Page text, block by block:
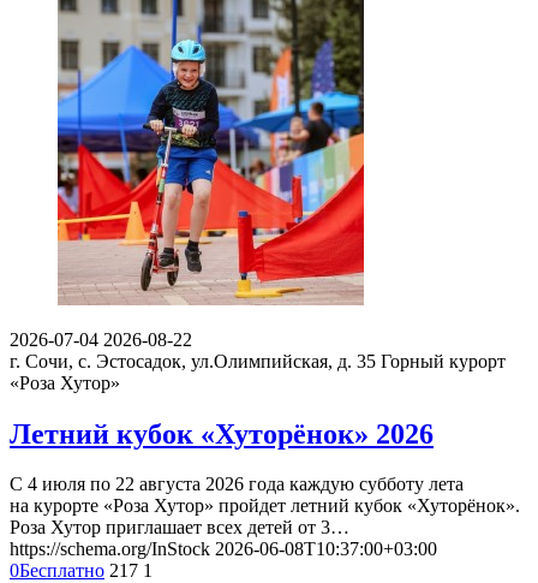
2026-07-04 2026-08-22
г. Сочи, с. Эстосадок, ул.Олимпийская, д. 35 Горный курорт
«Роза Хутор»
Летний кубок «Хуторёнок» 2026
С 4 июля по 22 августа 2026 года каждую субботу лета
на курорте «Роза Хутор» пройдет летний кубок «Хуторёнок».
Роза Хутор приглашает всех детей от 3…
https://schema.org/InStock 2026-06-08T10:37:00+03:00
0Бесплатно 217 1